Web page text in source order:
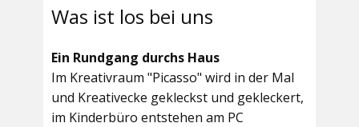
Was ist los bei uns
Ein Rundgang durchs Haus
Im Kreativraum "Picasso" wird in der Mal
und Kreativecke gekleckst und gekleckert,
im Kinderbüro entstehen am PC